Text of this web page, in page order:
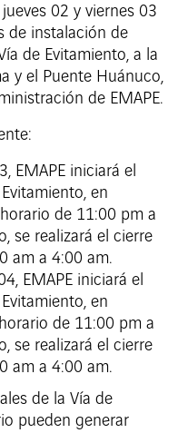
02 y viernes 03
de instalación de
de Evitamiento, a la
y el Puente Huánuco,
de EMAPE.
EMAPE iniciará el
en
de 11:00 pm a
se realizará el cierre
am a 4:00 am.
EMAPE iniciará el
en
de 11:00 pm a
se realizará el cierre
am a 4:00 am.
de la Vía de
pueden generar